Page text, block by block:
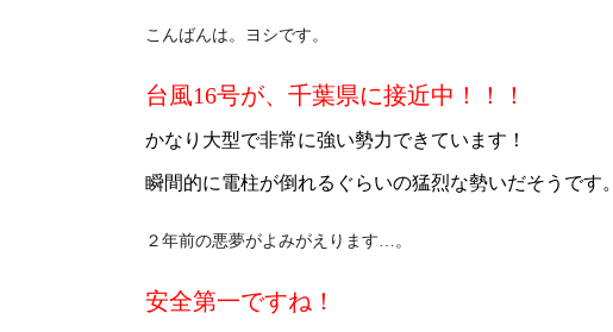
こんばんは。ヨシです。
台風16号が、千葉県に接近中！！！
かなり大型で非常に強い勢力できています！
瞬間的に電柱が倒れるぐらいの猛烈な勢いだそうです。
２年前の悪夢がよみがえります…。
安全第一ですね！